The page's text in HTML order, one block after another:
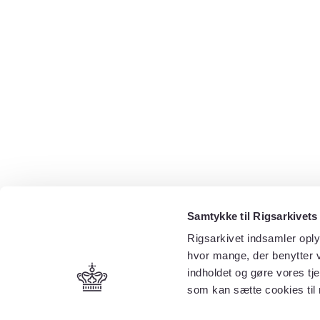
Samtykke til
Rigsarkivet indsamler
hvor mange, der benytter
indholdet og gøre vores
som kan sætte cookies til